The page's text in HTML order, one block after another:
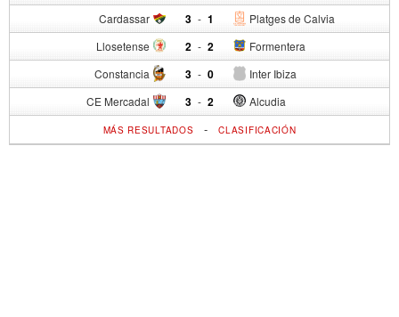
Cardassar 3 - Platges de Calvia
1
Llosetense 2 - Formentera
2
Constancia 3 - Inter Ibiza
0
CE Mercadal 3 - Alcudia
2
MÁS RESULTADOS -CLASIFICACIÓN